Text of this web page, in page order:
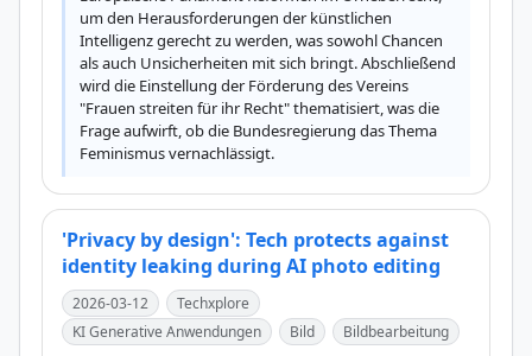
um den Herausforderungen der künstlichen
Intelligenz gerecht zu werden, was sowohl Chancen
als auch Unsicherheiten mit sich bringt. Abschließend
wird die Einstellung der Förderung des Vereins
"Frauen streiten für ihr Recht" thematisiert, was die
Frage aufwirft, ob die Bundesregierung das Thema
Feminismus vernachlässigt.
'Privacy by design': Tech protects against
identity leaking during AI photo editing
2026-03-12
Techxplore
KI Generative Anwendungen
Bild Bildbearbeitung